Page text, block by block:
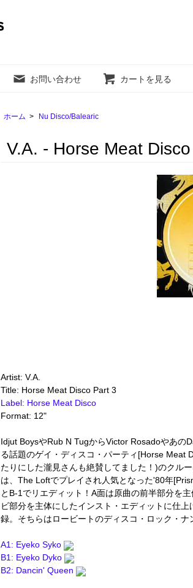
お問い合わせ カートを見る
ホーム > Nu Disco/Balearic
V.A. - Horse Meat
Artist: V.A.
Title: Horse Meat Disco Part 3
Label: Horse Meat Disco
Format: 12"
Idjut BoysやRub N TugからVictor Rosadoやあの
る話題のゲイ・ディスコ・パーティ[Horse Meat
たりにした瀧見さんも絶賛してました！)のクル
は、The Loftでプレイされ人気となった'80年
とB-1でリエディット！A面は原曲の前半部分を
ビ部分を主体にしたインスト・エディットに仕
録。そちらはロービートのディスコ・ロック・
A1: Eyeko Syko
B1: Eyeko Dyko
B2: Dancin' Queen